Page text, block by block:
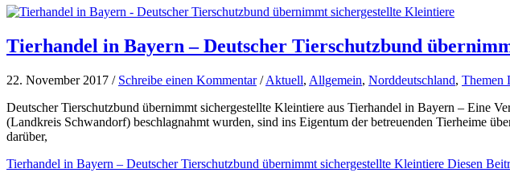
Tierhandel in Bayern – Deutscher Tierschutzbund
22. November 2017 / Schreibe einen Kommentar /Aktuell, Allgemein, Norddeutschland, Themen
Deutscher Tierschutzbund übernimmt sichergestellte Kleintiere aus Tierhandel in Bayern –
(Landkreis Schwandorf) beschlagnahmt wurden, sind ins Eigentum der betreuenden Tierheime
darüber,
Tierhandel in Bayern – Deutscher Tierschutzbund übernimmt sichergestellte Kleintiere Diesen